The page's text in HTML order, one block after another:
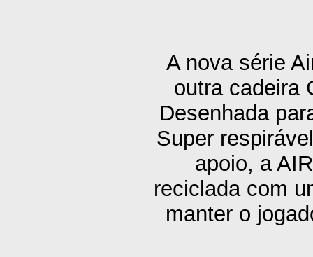
A nova série
outra cadeira
Desenhada
Super
apoio, a
reciclada com
manter o